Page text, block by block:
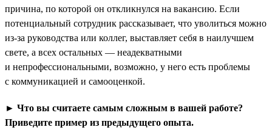
причина, по которой он откликнулся на вакансию. Если
потенциальный сотрудник рассказывает, что уволиться можно
из-за руководства или коллег, выставляет себя в наилучшем
свете, а всех остальных — неадекватными
и непрофессиональными, возможно, у него есть проблемы
с коммуникацией и самооценкой.
► Что вы считаете самым сложным в вашей работе?
Приведите пример из предыдущего опыта.